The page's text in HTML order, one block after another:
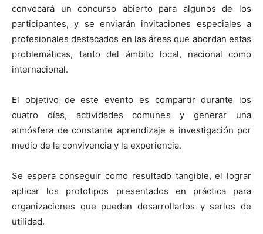
convocará un concurso abierto para algunos de los
participantes, y se enviarán invitaciones especiales a
profesionales destacados en las áreas que abordan estas
problemáticas, tanto del ámbito local, nacional como
internacional.
El objetivo de este evento es compartir durante los
cuatro días, actividades comunes y generar una
atmósfera de constante aprendizaje e investigación por
medio de la convivencia y la experiencia.
Se espera conseguir como resultado tangible, el lograr
aplicar los prototipos presentados en práctica para
organizaciones que puedan desarrollarlos y serles de
utilidad.